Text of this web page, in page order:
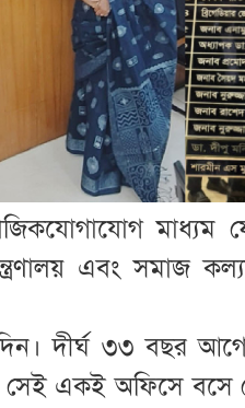
এবং সমাজ কল্যাণ
দিন। দীর্ঘ ৩৩ বছর
একই অফিসে বসে